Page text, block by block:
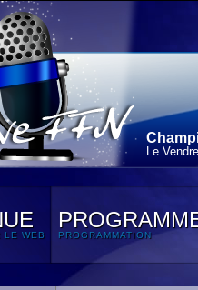
Le
LE WEB PROGRAMMATION